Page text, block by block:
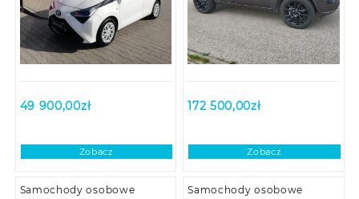
49 900,00zł
Zobacz
172 500,00zł
Zobacz
Samochody osobowe Samochody osobowe